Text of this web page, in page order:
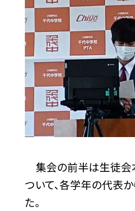
集会の前半は生徒会
ついて、各学年の代表
た。